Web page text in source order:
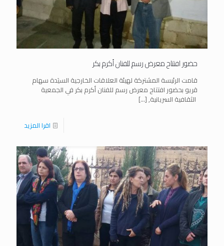
حضور افتتاح معرض رسم للفنان أكرم بكر
قامت الرئيسة المشتركة لهيئة العلاقات الخارجية السيَدة سهام
قريو بحضور افتتاح معرض رسم للفنان أكرم بكر في الجمعية
الثقافية السريانية,[…]
اقرا المزيد